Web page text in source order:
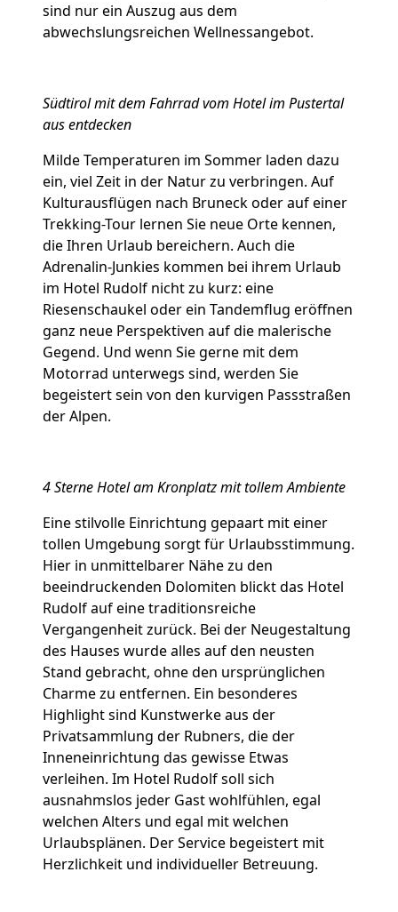
sind nur ein Auszug aus dem
abwechslungsreichen Wellnessangebot.
Südtirol mit dem Fahrrad vom Hotel im Pustertal
aus entdecken
Milde Temperaturen im Sommer laden dazu
ein, viel Zeit in der Natur zu verbringen. Auf
Kulturausflügen nach Bruneck oder auf einer
Trekking-Tour lernen Sie neue Orte kennen,
die Ihren Urlaub bereichern. Auch die
Adrenalin-Junkies kommen bei ihrem Urlaub
im Hotel Rudolf nicht zu kurz: eine
Riesenschaukel oder ein Tandemflug eröffnen
ganz neue Perspektiven auf die malerische
Gegend. Und wenn Sie gerne mit dem
Motorrad unterwegs sind, werden Sie
begeistert sein von den kurvigen Passstraßen
der Alpen.
4 Sterne Hotel am Kronplatz mit tollem Ambiente
Eine stilvolle Einrichtung gepaart mit einer
tollen Umgebung sorgt für Urlaubsstimmung.
Hier in unmittelbarer Nähe zu den
beeindruckenden Dolomiten blickt das Hotel
Rudolf auf eine traditionsreiche
Vergangenheit zurück. Bei der Neugestaltung
des Hauses wurde alles auf den neusten
Stand gebracht, ohne den ursprünglichen
Charme zu entfernen. Ein besonderes
Highlight sind Kunstwerke aus der
Privatsammlung der Rubners, die der
Inneneinrichtung das gewisse Etwas
verleihen. Im Hotel Rudolf soll sich
ausnahmslos jeder Gast wohlfühlen, egal
welchen Alters und egal mit welchen
Urlaubsplänen. Der Service begeistert mit
Herzlichkeit und individueller Betreuung.